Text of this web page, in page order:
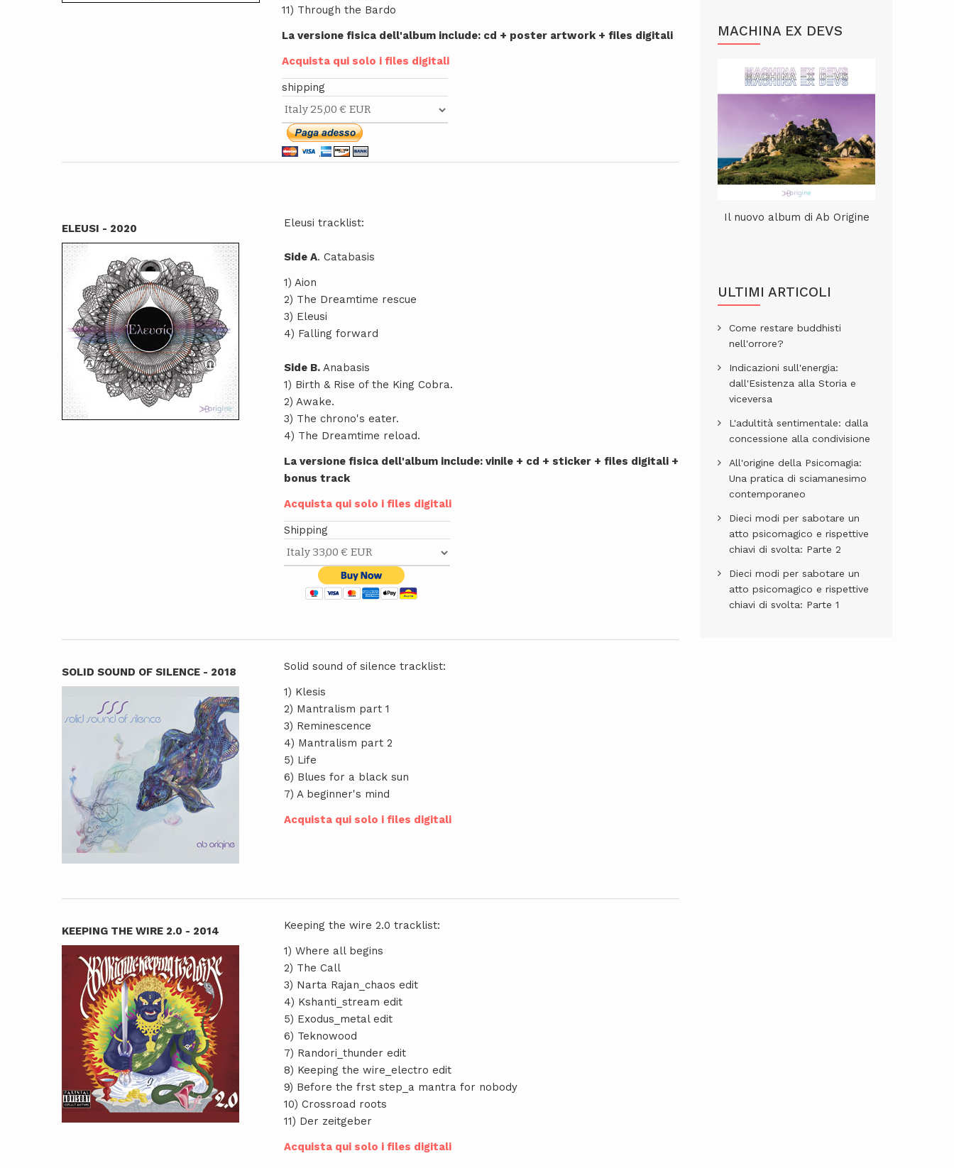
11) Through the Bardo
La versione fisica dell'album include: cd + poster artwork + files digitali
Acquista qui solo i files digitali
shipping
ELEUSI - 2020 Eleusi tracklist:
Side A. Catabasis
1) Aion
2) The Dreamtime rescue
3) Eleusi
4) Falling forward
Side B. Anabasis
1) Birth & Rise of the King Cobra.
2) Awake.
3) The chrono's eater.
4) The Dreamtime reload.
La versione fisica dell'album include: vinile + cd + sticker + files digitali +
bonus track
Acquista qui solo i files digitali
Shipping
SOLID SOUND OF SILENCE - 2018
Solid sound of silence tracklist:
1) Klesis
2) Mantralism part 1
3) Reminescence
4) Mantralism part 2
5) Life
6) Blues for a black sun
7) A beginner's mind
Acquista qui solo i files digitali
KEEPING THE WIRE 2.0 - 2014
Keeping the wire 2.0 tracklist:
1) Where all begins
2) The Call
3) Narta Rajan_chaos edit
4) Kshanti_stream edit
5) Exodus_metal edit
6) Teknowood
7) Randori_thunder edit
8) Keeping the wire_electro edit
9) Before the frst step_a mantra for nobody
10) Crossroad roots
11) Der zeitgeber
Acquista qui solo i files digitali
MACHINA EX DEVS
Il nuovo album di Ab Origine
ULTIMI ARTICOLI
Come restare buddhisti
nell'orrore?
Indicazioni sull'energia:
dall'Esistenza alla Storia e
viceversa
L'adultità sentimentale: dalla
concessione alla condivisione
All'origine della Psicomagia:
Una pratica di sciamanesimo
contemporaneo
Dieci modi per sabotare un
atto psicomagico e rispettive
chiavi di svolta: Parte 2
Dieci modi per sabotare un
atto psicomagico e rispettive
chiavi di svolta: Parte 1